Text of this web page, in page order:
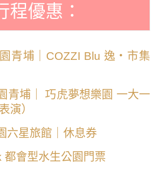
程優惠：
青埔｜COZZI Blu 逸・市集
青埔｜ 巧虎夢想樂園 一大一
演）
六星旅館｜休息券
都會型水生公園門票